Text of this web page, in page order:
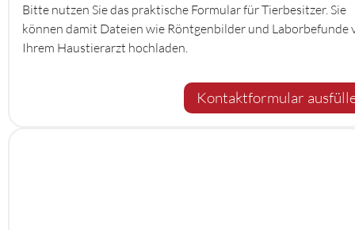
Bitte nutzen Sie das praktische Formular für Tierbesitzer. Sie
können damit Dateien wie Röntgenbilder und Laborbefunde
Ihrem Haustierarzt hochladen.
Kontaktformular